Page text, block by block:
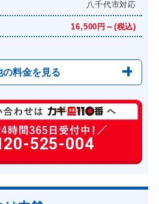
八千代市対応
16,500円～(税込)
の料金を見る
13,200円～(税込)
別途お見積り
16,500円～(税込)
525-004